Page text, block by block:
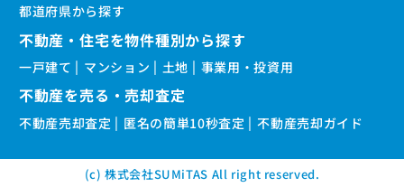
都道府県から探す
不動産・住宅を物件種別から探す
一戸建て マンション 土地 事業用・投資用
不動産を売る・売却査定
不動産売却査定 匿名の簡単10秒査定 不動産売却ガイド
(c) 株式会社SUMiTAS All right reserved.